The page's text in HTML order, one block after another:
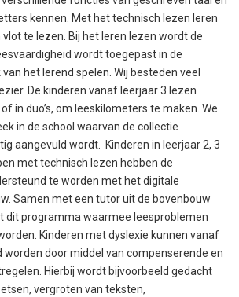
kennen. Met het technisch lezen leren
vlot te lezen. Bij het leren lezen wordt de
wordt toegepast in de
het lerend spelen. Wij besteden veel
De kinderen vanaf leerjaar 3 lezen
in duo’s, om leeskilometers te maken. We
in de school waarvan de collectie
aangevuld wordt. Kinderen in leerjaar 2, 3
met technisch lezen hebben de
te worden met het digitale
Samen met een tutor uit de bovenbouw
dit programma waarmee leesproblemen
Kinderen met dyslexie kunnen vanaf
worden door middel van compenserende en
Hierbij wordt bijvoorbeeld gedacht
vergroten van teksten,